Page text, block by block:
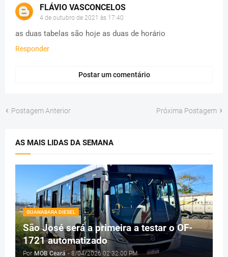
FLÁVIO VASCONCELOS
4 de outubro de 2021 às 17:40
as duas tabelas são hoje as duas de horário
Responder
Postar um comentário
Postagem Anterior Próxima Postagem
AS MAIS LIDAS DA SEMANA
GUANABARA DIESEL
São José será a primeira a testar o OF-
1721 automatizado
Por MOB Ceará - 8/04/2026 02:32:00 PM